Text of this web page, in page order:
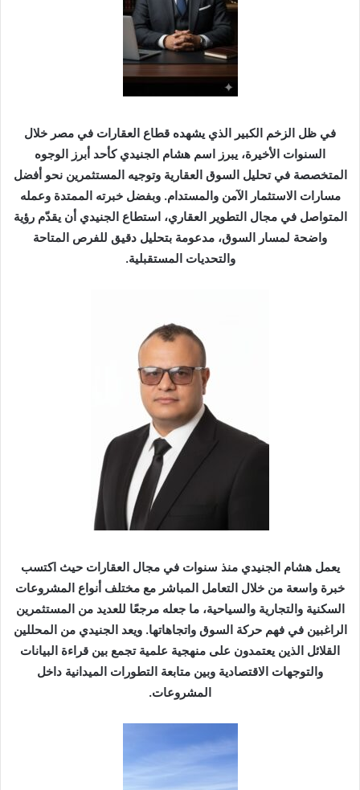
ي
ا
في ظل الزخم الكبير الذي يشهده قطاع العقارات في مصر خلال
السنوات الأخيرة، يبرز اسم هشام الجنيدي كأحد أبرز الوجوه
المتخصصة في تحليل السوق العقارية وتوجيه المستثمرين نحو أفضل
مسارات الاستثمار الآمن والمستدام. وبفضل خبرته الممتدة وعمله
المتواصل في مجال التطوير العقاري، استطاع الجنيدي أن يقدّم رؤية
واضحة لمسار السوق، مدعومة بتحليل دقيق للفرص المتاحة
والتحديات المستقبلية.
يعمل هشام الجنيدي منذ سنوات في مجال العقارات حيث اكتسب
خبرة واسعة من خلال التعامل المباشر مع مختلف أنواع المشروعات
السكنية والتجارية والسياحية، ما جعله مرجعًا للعديد من المستثمرين
الراغبين في فهم حركة السوق واتجاهاتها. ويعد الجنيدي من المحللين
القلائل الذين يعتمدون على منهجية علمية تجمع بين قراءة البيانات
والتوجهات الاقتصادية وبين متابعة التطورات الميدانية داخل
المشروعات.